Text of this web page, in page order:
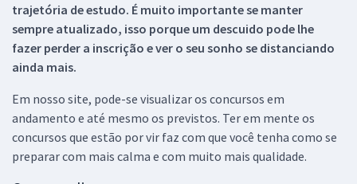
trajetória de estudo. É muito importante se manter
sempre atualizado, isso porque um descuido pode lhe
fazer perder a inscrição e ver o seu sonho se distanciando
ainda mais.
Em nosso site, pode-se visualizar os concursos em
andamento e até mesmo os previstos. Ter em mente os
concursos que estão por vir faz com que você tenha como se
preparar com mais calma e com muito mais qualidade.